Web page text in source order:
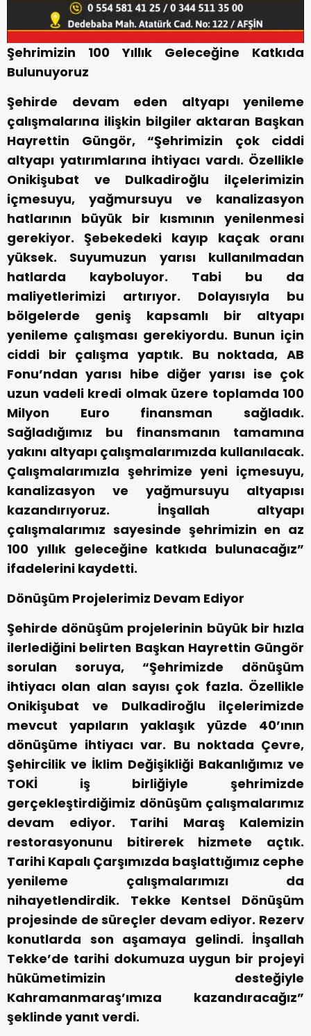
Şehrimizin 100 Yıllık Geleceğine Katkıda
Bulunuyoruz
Şehirde devam eden altyapı yenileme
çalışmalarına ilişkin bilgiler aktaran Başkan
Hayrettin Güngör, “Şehrimizin çok ciddi
altyapı yatırımlarına ihtiyacı vardı. Özellikle
Onikişubat ve Dulkadiroğlu ilçelerimizin
içmesuyu, yağmursuyu ve kanalizasyon
hatlarının büyük bir kısmının yenilenmesi
gerekiyor. Şebekedeki kayıp kaçak oranı
yüksek. Suyumuzun yarısı kullanılmadan
hatlarda kayboluyor. Tabi bu da
maliyetlerimizi artırıyor. Dolayısıyla bu
bölgelerde geniş kapsamlı bir altyapı
yenileme çalışması gerekiyordu. Bunun için
ciddi bir çalışma yaptık. Bu noktada, AB
Fonu’ndan yarısı hibe diğer yarısı ise çok
uzun vadeli kredi olmak üzere toplamda 100
Milyon Euro finansman sağladık.
Sağladığımız bu finansmanın tamamına
yakını altyapı çalışmalarımızda kullanılacak.
Çalışmalarımızla şehrimize yeni içmesuyu,
kanalizasyon ve yağmursuyu altyapısı
kazandırıyoruz. İnşallah altyapı
çalışmalarımız sayesinde şehrimizin en az
100 yıllık geleceğine katkıda bulunacağız”
ifadelerini kaydetti.
Dönüşüm Projelerimiz Devam Ediyor
Şehirde dönüşüm projelerinin büyük bir hızla
ilerlediğini belirten Başkan Hayrettin Güngör
sorulan soruya, “Şehrimizde dönüşüm
ihtiyacı olan alan sayısı çok fazla. Özellikle
Onikişubat ve Dulkadiroğlu ilçelerimizde
mevcut yapıların yaklaşık yüzde 40’ının
dönüşüme ihtiyacı var. Bu noktada Çevre,
Şehircilik ve İklim Değişikliği Bakanlığımız ve
TOKİ iş birliğiyle şehrimizde
gerçekleştirdiğimiz dönüşüm çalışmalarımız
devam ediyor. Tarihi Maraş Kalemizin
restorasyonunu bitirerek hizmete açtık.
Tarihi Kapalı Çarşımızda başlattığımız cephe
yenileme çalışmalarımızı da
nihayetlendirdik. Tekke Kentsel Dönüşüm
projesinde de süreçler devam ediyor. Rezerv
konutlarda son aşamaya gelindi. İnşallah
Tekke’de tarihi dokumuza uygun bir projeyi
hükümetimizin desteğiyle
Kahramanmaraş’ımıza kazandıracağız”
şeklinde yanıt verdi.